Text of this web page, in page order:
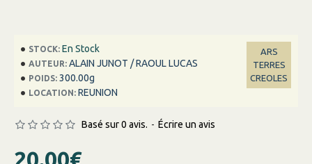
STOCK: En Stock
AUTEUR: ALAIN JUNOT / RAOUL LUCAS
POIDS: 300.00g
LOCATION: REUNION
ARS
TERRES
CREOLES
Basé sur 0 avis. - Écrire un avis